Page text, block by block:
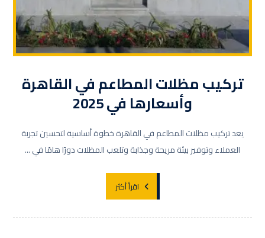
تركيب مظلات المطاعم في القاهرة
وأسعارها في 2025
يعد تركيب مظلات المطاعم في القاهرة خطوة أساسية لتحسين تجربة
العملاء وتوفير بيئة مريحة وجذابة وتلعب المظلات دورًا هامًا في ...
اقرأ أكثر